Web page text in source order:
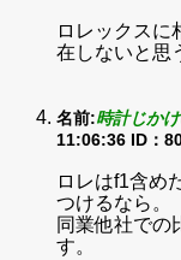
ロレックスに
在しないと思
名前:時計じか
11:06:36 ID：
ロレはf1含め
つけるなら。
同業他社での
す。